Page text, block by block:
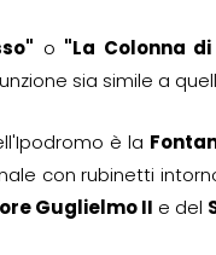
o "La Colonna
sia simile a
è la
con rubinetti
Guglielmo II e del